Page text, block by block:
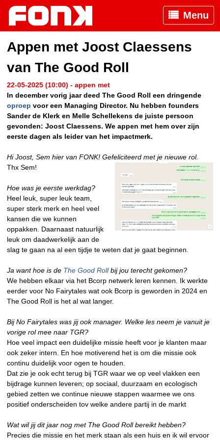
Menu
Appen met Joost Claessens
van The Good Roll
22-05-2025 (10:00) - appen met
In december vorig jaar deed The Good Roll een dringende
oproep voor een Managing Director. Nu hebben founders
Sander de Klerk en Melle Schellekens de juiste persoon
gevonden: Joost Claessens. We appen met hem over zijn
eerste dagen als leider van het impactmerk.
Hi Joost, Sem hier van FONK! Gefeliciteerd met je nieuwe rol.
Thx Sem!
Hoe was je eerste werkdag?
Heel leuk, super leuk team,
super sterk merk en heel veel
kansen die we kunnen
oppakken. Daarnaast natuurlijk
leuk om daadwerkelijk aan de
slag te gaan na al een tijdje te weten dat je gaat beginnen.
Ja want hoe is de The Good Rollbij jou terecht gekomen?
We hebben elkaar via het Bcorp netwerk leren kennen. Ik werkte
eerder voor No Fairytales wat ook Bcorp is geworden in 2024 en
The Good Roll is het al wat langer.
Bij No Fairytales was jij ook manager. Welke les neem je vanuit je
vorige rol mee naar TGR?
Hoe veel impact een duidelijke missie heeft voor je klanten maar
ook zeker intern. En hoe motiverend het is om die missie ook
continu duidelijk voor ogen te houden.
Dat zie je ook echt terug bij TGR waar we op veel vlakken een
bijdrage kunnen leveren; op sociaal, duurzaam en ecologisch
gebied zetten we continue nieuwe stappen waarmee we ons
positief onderscheiden tov welke andere partij in de markt
Wat wil jij dit jaar nog met The Good Roll bereikt hebben?
Precies die missie en het merk staan als een huis en ik wil ervoor